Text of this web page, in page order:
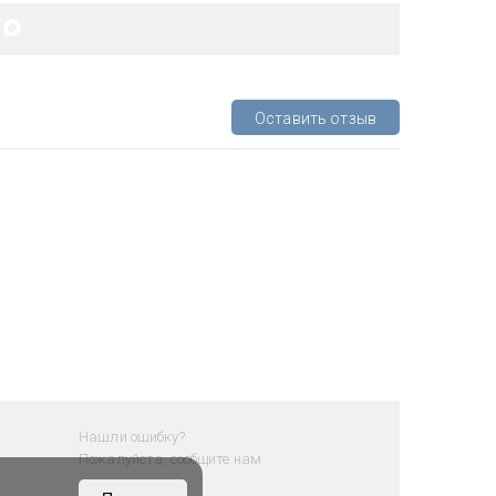
Оставить отзыв
Нашли ошибку?
Пожалуйста, сообщите нам